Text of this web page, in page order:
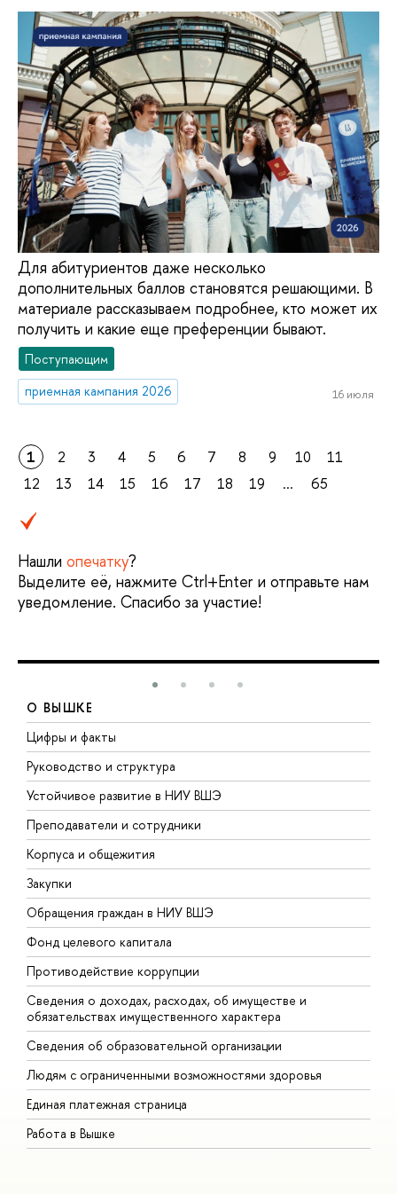
Для абитуриентов даже несколько
дополнительных баллов становятся решающими. В
материале рассказываем подробнее, кто может их
получить и какие еще преференции бывают.
Поступающим
приемная кампания 2026
16 июля
1 2 3 4 5 6 7 8 9 10
11
12
13 14 15 16 17 18 19 ... 65
Нашли опечатку?
Выделите её, нажмите Ctrl+Enter и отправьте нам
уведомление. Спасибо за участие!
О ВЫШКЕ
Цифры и факты
Руководство и структура
Устойчивое развитие в НИУ ВШЭ
Преподаватели и сотрудники
Корпуса и общежития
Закупки
Обращения граждан в НИУ ВШЭ
Фонд целевого капитала
Противодействие коррупции
Сведения о доходах, расходах, об имуществе и
обязательствах имущественного характера
Сведения об образовательной организации
Людям с ограниченными возможностями здоровья
Единая платежная страница
Работа в Вышке